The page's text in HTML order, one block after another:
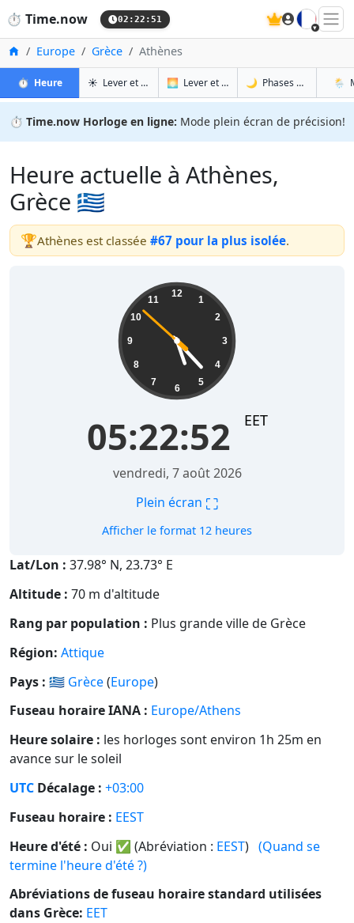
⏱️ Time.now 02:22:52 🇫🇷
Accueil
Europe Grèce Athènes
⏱️ Heureà Athènes
☀️ Lever et coucher du soleil à Athènes
🌅 Lever et coucher du soleil demain à
🌙 Phases de la Lune à
🌦️
⏱️ Time.now Horloge en ligne: Mode plein écran de précision!
Heure actuelle à Athènes,
Grèce 🇬🇷
🏆Athènes est classée #67 pour la plus isolée.
12
1
2
3
4
5
6
7
8
9
10
11
05:22:53 EET
vendredi, 7 août 2026
Plein écran ⛶
Afficher le format 12 heures
Lat/Lon : 37.98° N, 23.73° E
Altitude : 70 m d'altitude
Rang par population : Plus grande ville de Grèce
Région: Attique
Pays : 🇬🇷 Grèce(Europe)
Fuseau horaire IANA : Europe/Athens
Heure solaire : les horloges sont environ 1h 25m en
avance sur le soleil
UTC Décalage : +03:00
Fuseau horaire : EEST
Heure d'été : Oui ✅ (Abréviation : EEST) (Quand se
termine l'heure d'été ?)
Abréviations de fuseau horaire standard utilisées
dans Grèce: EET